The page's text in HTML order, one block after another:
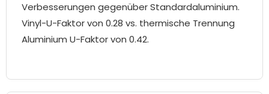
Verbesserungen gegenüber Standardaluminium.
Vinyl-U-Faktor von 0.28 vs. thermische Trennung
Aluminium U-Faktor von 0.42.